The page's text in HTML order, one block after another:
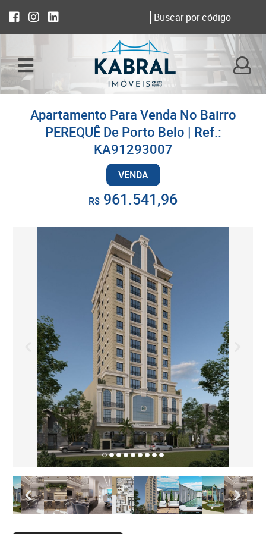
Apartamento Para Venda No Bairro
PEREQUÊ De Porto Belo | Ref.:
KA91293007
VENDA
R$ 961.541,96